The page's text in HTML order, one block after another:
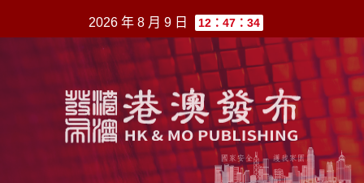
至
2026 年 8 月 9 日 12：47：34